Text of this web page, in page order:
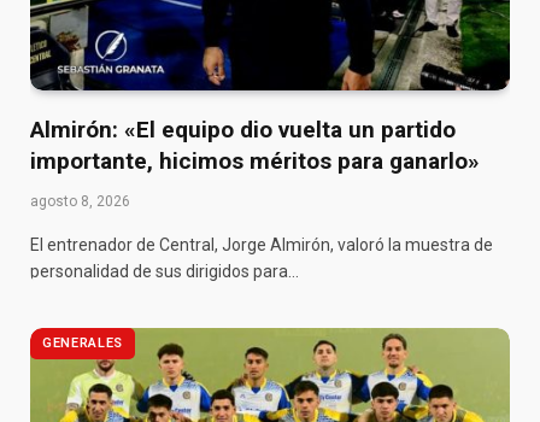
Almirón: «El equipo dio vuelta un partido
importante, hicimos méritos para ganarlo»
agosto 8, 2026
El entrenador de Central, Jorge Almirón, valoró la muestra de
personalidad de sus dirigidos para…
GENERALES